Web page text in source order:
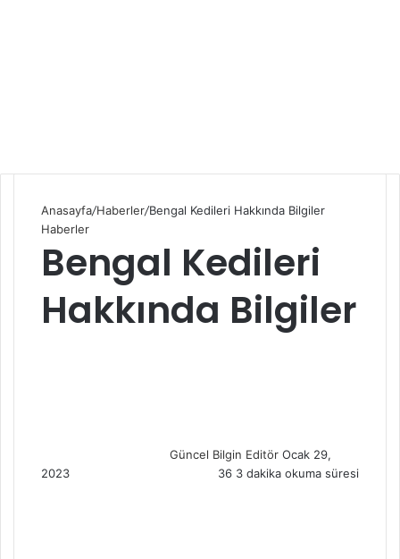
Anasayfa/Haberler/Bengal Kedileri Hakkında Bilgiler
Haberler
Bengal Kedileri
Hakkında Bilgiler
Güncel Bilgin Editör e
m
Ocak 29,
2023
36 3 dakika okuma süresi